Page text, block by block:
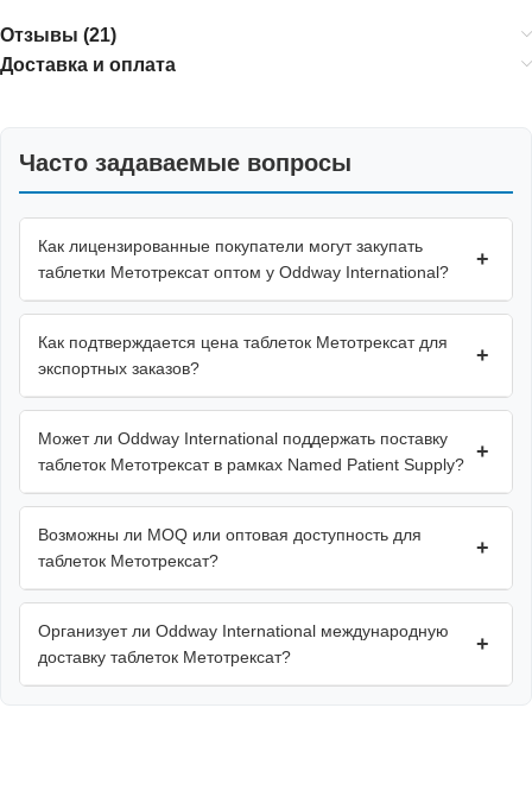
Отзывы (21)
Доставка и оплата
Часто задаваемые вопросы
Как лицензированные покупатели могут закупать
таблетки Метотрексат оптом у Oddway International?
+
Как подтверждается цена таблеток Метотрексат для
экспортных заказов?
+
Может ли Oddway International поддержать поставку
таблеток Метотрексат в рамках Named Patient Supply?
+
Возможны ли MOQ или оптовая доступность для
таблеток Метотрексат?
+
Организует ли Oddway International международную
доставку таблеток Метотрексат?
+